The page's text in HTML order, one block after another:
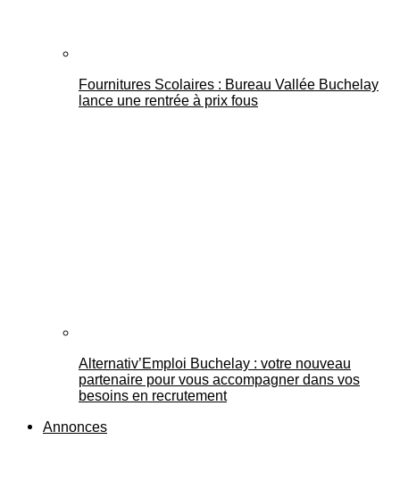
Fournitures Scolaires : Bureau Vallée Buchelay
lance une rentrée à prix fous
Alternativ’Emploi Buchelay : votre nouveau
partenaire pour vous accompagner dans vos
besoins en recrutement
Annonces